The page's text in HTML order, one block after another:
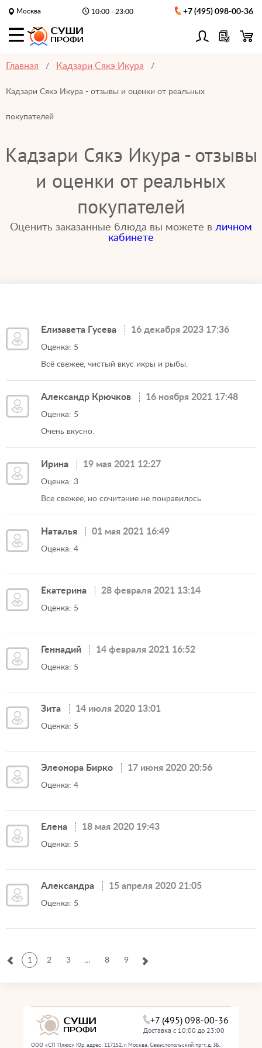
Москва 10:00 - 23:00 +7 (495) 098-00-36
Главная Кадзари Сякэ Икура
Кадзари Сякэ Икура - отзывы и оценки от реальных
покупателей
Кадзари Сякэ Икура - отзывы
и оценки от реальных
покупателей
Оценить заказанные блюда вы можете в личном
кабинете
Елизавета Гусева 16 декабря 2023 17:36
Оценка: 5
Всё свежее, чистый вкус икры и рыбы.
Александр Крючков 16 ноября 2021 17:48
Оценка: 5
Очень вкусно.
Ирина 19 мая 2021 12:27
Оценка: 3
Все свежее, но сочитание не понравилось
Наталья 01 мая 2021 16:49
Оценка: 4
Екатерина 28 февраля 2021 13:14
Оценка: 5
Геннадий 14 февраля 2021 16:52
Оценка: 5
Зита 14 июля 2020 13:01
Оценка: 5
Элеонора Бирко 17 июня 2020 20:56
Оценка: 4
Елена 18 мая 2020 19:43
Оценка: 5
Александра 15 апреля 2020 21:05
Оценка: 5
1 2 3 … 8 9
+7 (495) 098-00-36
Доставка с 10:00 до 23:00
ООО «СП Плюс» Юр. адрес: 117152, г. Москва, Севастопольский пр-т, д. 3Б,